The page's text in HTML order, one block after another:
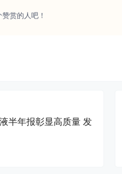
赏的人吧！
半年报彰显高质量 发